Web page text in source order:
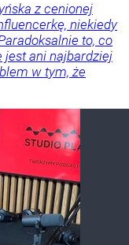
z cenionej
niekiedy
to, co
jest ani najbardziej
w tym, że